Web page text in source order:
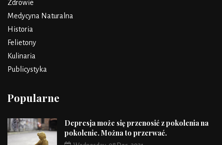
Zdrowie
Medycyna Naturalna
Historia
Felietony
Kulinaria
Publicystyka
Popularne
Depresja może się przenosić z pokolenia na
pokolenie. Można to przerwać.